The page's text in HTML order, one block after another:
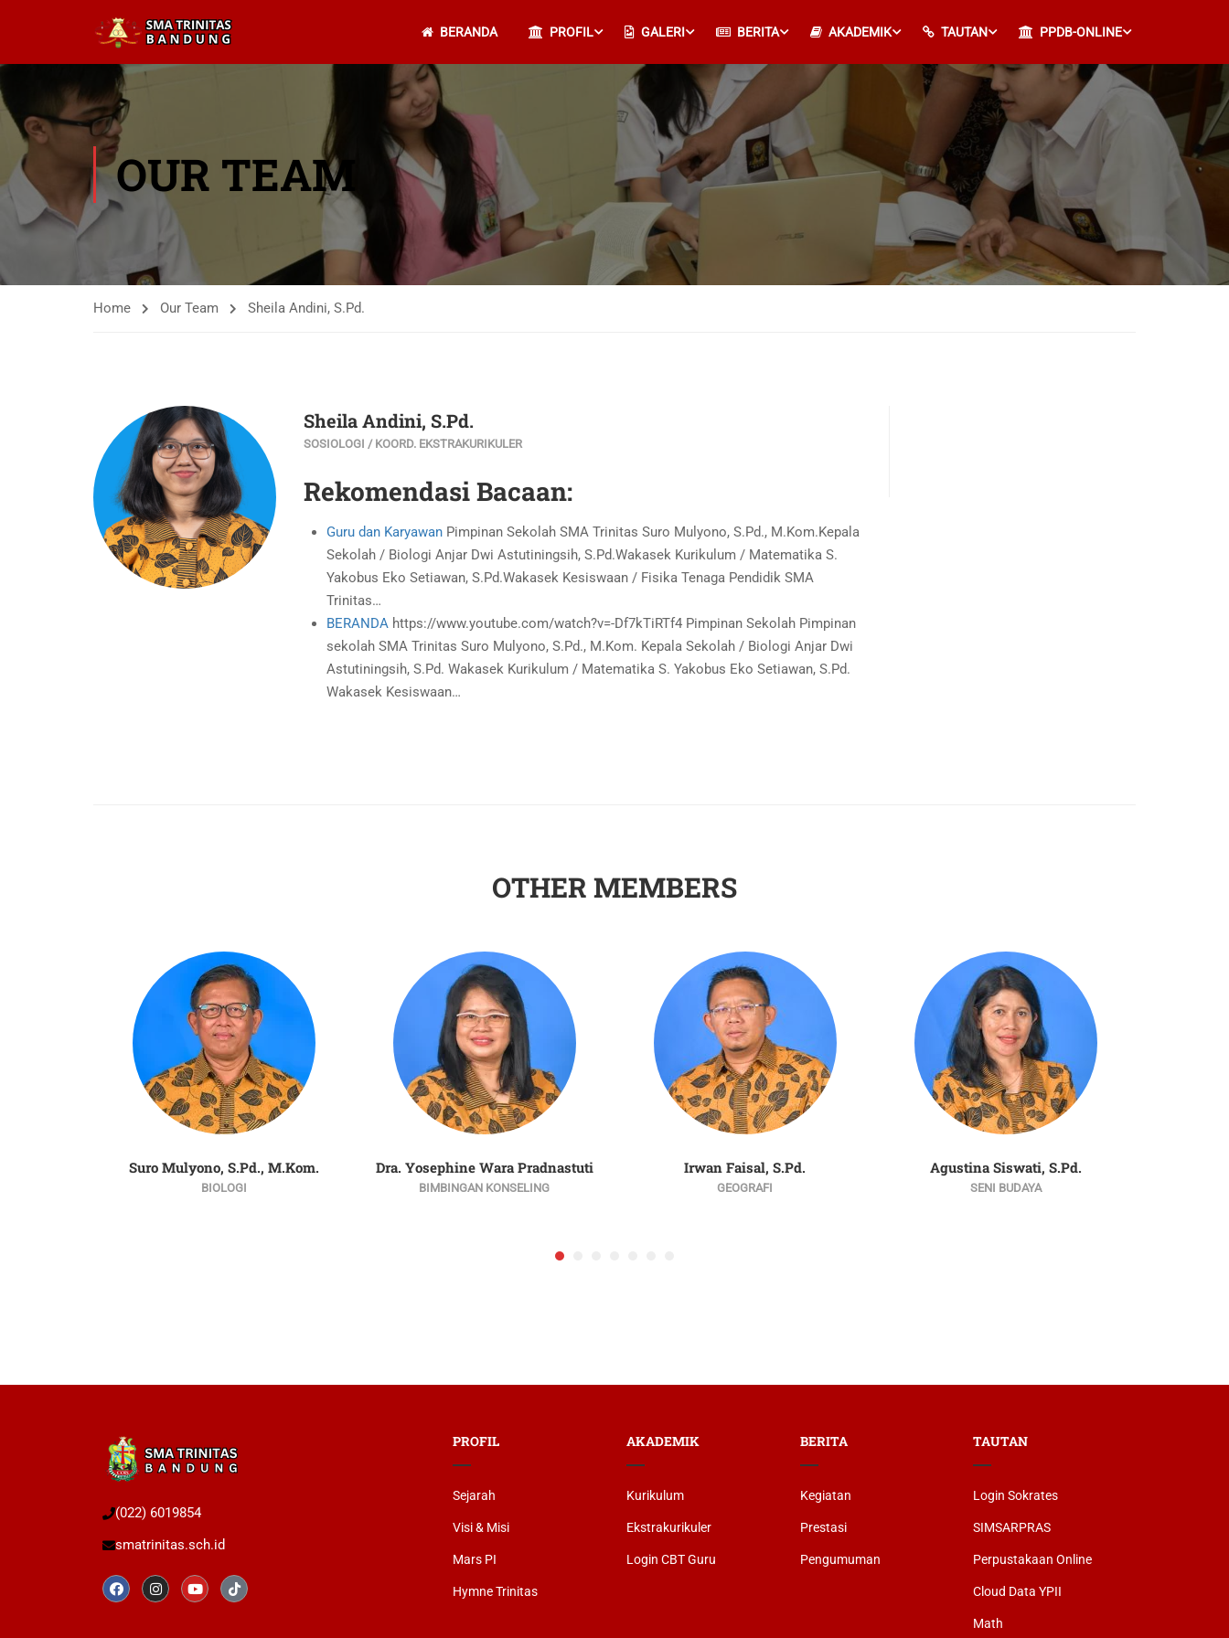
BERANDA PROFIL GALERI BERITA AKADEMIK TAUTAN PPDB-ONLINE
OUR TEAM
Home Our Team Sheila Andini, S.Pd.
Sheila Andini, S.Pd.
SOSIOLOGI / KOORD. EKSTRAKURIKULER
Rekomendasi Bacaan:
Guru dan Karyawan Pimpinan Sekolah SMA Trinitas Suro Mulyono, S.Pd., M.Kom.Kepala
Sekolah / Biologi Anjar Dwi Astutiningsih, S.Pd.Wakasek Kurikulum / Matematika S.
Yakobus Eko Setiawan, S.Pd.Wakasek Kesiswaan / Fisika Tenaga Pendidik SMA
Trinitas…
BERANDA https://www.youtube.com/watch?v=-Df7kTiRTf4 Pimpinan Sekolah Pimpinan
sekolah SMA Trinitas Suro Mulyono, S.Pd., M.Kom. Kepala Sekolah / Biologi Anjar Dwi
Astutiningsih, S.Pd. Wakasek Kurikulum / Matematika S. Yakobus Eko Setiawan, S.Pd.
Wakasek Kesiswaan…
OTHER MEMBERS
Suro Mulyono, S.Pd., M.Kom.
BIOLOGI
Dra. Yosephine Wara Pradnastuti
BIMBINGAN KONSELING
Irwan Faisal, S.Pd.
GEOGRAFI
Agustina Siswati, S.Pd.
SENI BUDAYA
(022) 6019854
smatrinitas.sch.id
PROFIL
Sejarah
Visi & Misi
Mars PI
Hymne Trinitas
AKADEMIK
Kurikulum
Ekstrakurikuler
Login CBT Guru
BERITA
Kegiatan
Prestasi
Pengumuman
TAUTAN
Login Sokrates
SIMSARPRAS
Perpustakaan Online
Cloud Data YPII
Math